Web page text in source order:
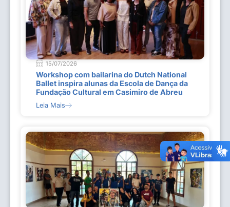
15/07/2026
Workshop com bailarina do Dutch National
Ballet inspira alunas da Escola de Dança da
Fundação Cultural em Casimiro de Abreu
Leia Mais